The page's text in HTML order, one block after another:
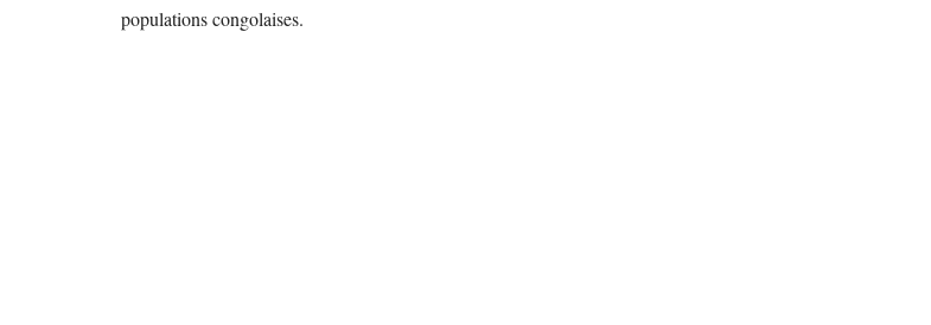
populations congolaises.